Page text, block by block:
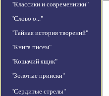
"Классики и современники"
"Слово о..."
"Тайная история творений"
"Книга писем"
"Кошачий ящик"
"Золотые прииски"
"Сердитые стрелы"